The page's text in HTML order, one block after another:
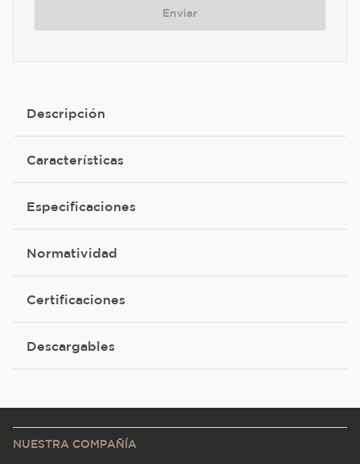
Enviar
Descripción
Características
Especificaciones
Normatividad
Certificaciones
Descargables
NUESTRA COMPAÑÍA